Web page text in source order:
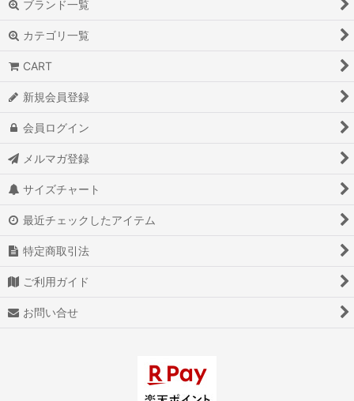
ブランド一覧
カテゴリ一覧
CART
新規会員登録
会員ログイン
メルマガ登録
サイズチャート
最近チェックしたアイテム
特定商取引法
ご利用ガイド
お問い合せ